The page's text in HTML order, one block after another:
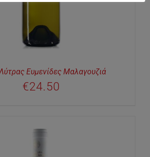
Ευμενίδες Μαλαγουζιά
€24.50